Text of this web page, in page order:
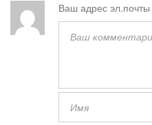
Ваш адрес эл.почты